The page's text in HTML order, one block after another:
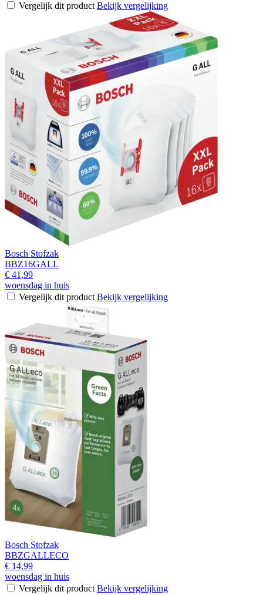
Vergelijk dit product Bekijk vergelijking
Bosch Stofzak
BBZ16GALL
€ 41,99
woensdag in huis
Vergelijk dit product Bekijk vergelijking
Bosch Stofzak
BBZGALLECO
€ 14,99
woensdag in huis
Vergelijk dit product Bekijk vergelijking